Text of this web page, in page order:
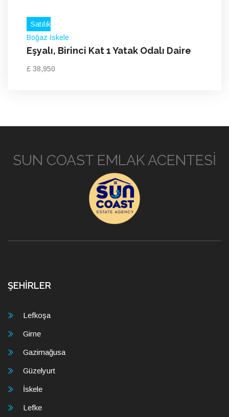
Satılık
Boğaz İskele
Eşyalı, Birinci Kat 1 Yatak Odalı Daire
£ 38,950
SUN COAST EMLAK ACENTESİ
ŞEHİRLER
Lefkoşa
Girne
Gazimağusa
Güzelyurt
İskele
Lefke